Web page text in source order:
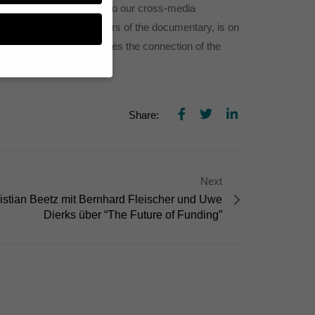
and several pictures to our cross-media
two the main characters of the documentary, is on
the story and discusses the connection of the
Share:
Next
Beetz mit Bernhard Fleischer und Uwe
Dierks über “The Future of Funding”
Kategorien
erforderlich.